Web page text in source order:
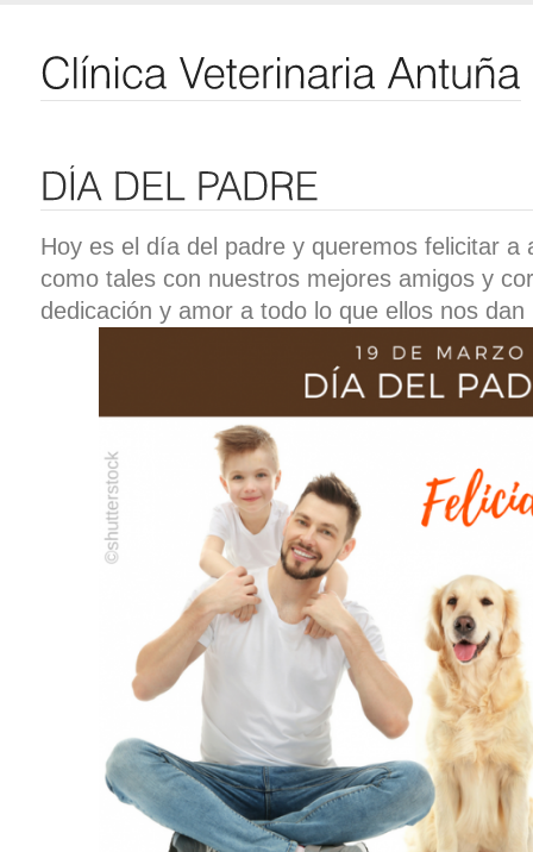
Hoy es el día del padre y queremos felicitar a
como tales con nuestros mejores amigos y
dedicación y amor a todo lo que ellos nos dan